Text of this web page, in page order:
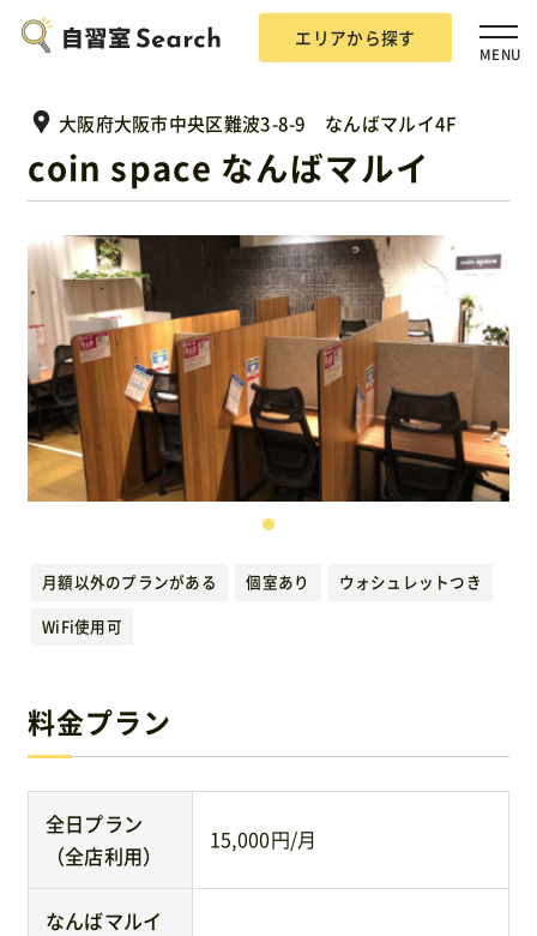
エリアから探す
MENU
エリアから探す
自習室Searchとは？
掲載希望の方
広告掲載について
運営元
お問い合わせ
大阪府大阪市中央区難波3-8-9 なんばマルイ4F
coin space なんばマルイ
月額以外のプランがある 個室あり
ウォシュレットつき
WiFi使用可
料金プラン
全日プラン
（全店利用）
15,000円/月
なんばマルイ